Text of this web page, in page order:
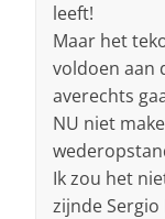
leeft!
Maar het
voldoen aan
averechts
NU niet
Ik zou het
zijnde